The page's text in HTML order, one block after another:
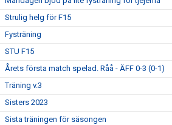
Strulig helg för F15
Fysträning
STU F15
Årets första match spelad. Råå - ÄFF 0-3 (0-1)
Träning v.3
Sisters 2023
Sista träningen för säsongen